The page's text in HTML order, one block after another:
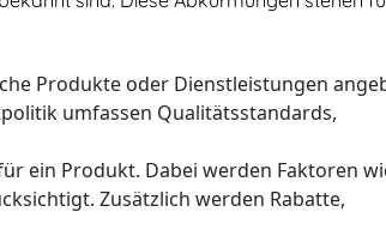
Produkte oder Dienstleistungen
umfassen Qualitätsstandards,
ein Produkt. Dabei werden Faktoren
Zusätzlich werden Rabatte,